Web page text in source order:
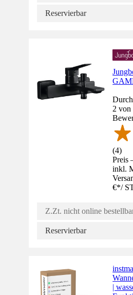
Reservierbar
2 von
(4)
Preis
inkl.
€*/
Z.Zt. nicht online
Reservierbar
|